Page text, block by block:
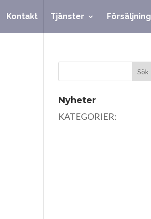
Kontakt Tjänster Försäljning
Nyheter
KATEGORIER: